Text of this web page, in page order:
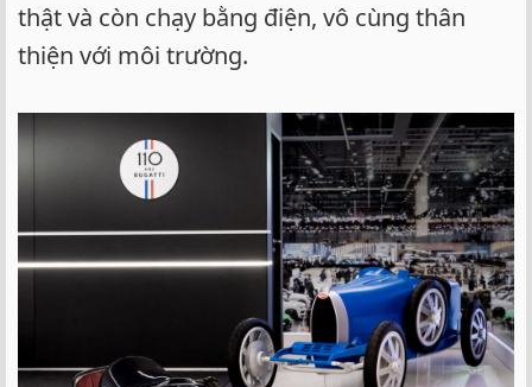
thật và còn chạy bằng điện, vô cùng thân
thiện với môi trường.